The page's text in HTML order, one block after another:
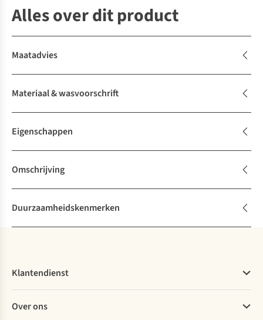
Alles over dit product
Maatadvies
Materiaal & wasvoorschrift
Eigenschappen
Omschrijving
Duurzaamheidskenmerken
Klantendienst
Bestellen
Over ons